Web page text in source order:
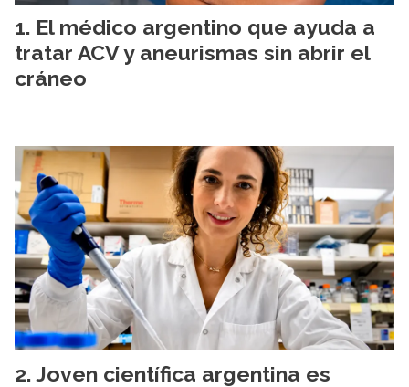
El médico argentino que ayuda a
tratar ACV y aneurismas sin abrir el
cráneo
Joven científica argentina es